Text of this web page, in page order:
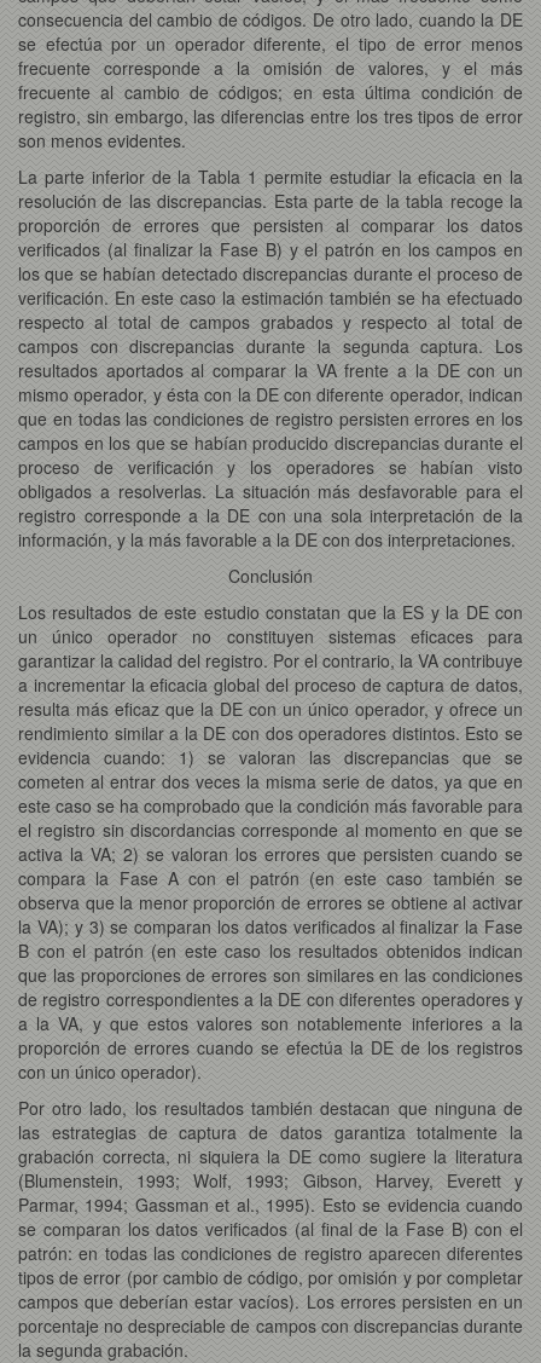
consecuencia del cambio de códigos. De otro lado, cuando la DE
se efectúa por un operador diferente, el tipo de error menos
frecuente corresponde a la omisión de valores, y el más
frecuente al cambio de códigos; en esta última condición de
registro, sin embargo, las diferencias entre los tres tipos de error
son menos evidentes.
La parte inferior de la Tabla 1 permite estudiar la eficacia en la
resolución de las discrepancias. Esta parte de la tabla recoge la
proporción de errores que persisten al comparar los datos
verificados (al finalizar la Fase B) y el patrón en los campos en
los que se habían detectado discrepancias durante el proceso de
verificación. En este caso la estimación también se ha efectuado
respecto al total de campos grabados y respecto al total de
campos con discrepancias durante la segunda captura. Los
resultados aportados al comparar la VA frente a la DE con un
mismo operador, y ésta con la DE con diferente operador, indican
que en todas las condiciones de registro persisten errores en los
campos en los que se habían producido discrepancias durante el
proceso de verificación y los operadores se habían visto
obligados a resolverlas. La situación más desfavorable para el
registro corresponde a la DE con una sola interpretación de la
información, y la más favorable a la DE con dos interpretaciones.
Conclusión
Los resultados de este estudio constatan que la ES y la DE con
un único operador no constituyen sistemas eficaces para
garantizar la calidad del registro. Por el contrario, la VA contribuye
a incrementar la eficacia global del proceso de captura de datos,
resulta más eficaz que la DE con un único operador, y ofrece un
rendimiento similar a la DE con dos operadores distintos. Esto se
evidencia cuando: 1) se valoran las discrepancias que se
cometen al entrar dos veces la misma serie de datos, ya que en
este caso se ha comprobado que la condición más favorable para
el registro sin discordancias corresponde al momento en que se
activa la VA; 2) se valoran los errores que persisten cuando se
compara la Fase A con el patrón (en este caso también se
observa que la menor proporción de errores se obtiene al activar
la VA); y 3) se comparan los datos verificados al finalizar la Fase
B con el patrón (en este caso los resultados obtenidos indican
que las proporciones de errores son similares en las condiciones
de registro correspondientes a la DE con diferentes operadores y
a la VA, y que estos valores son notablemente inferiores a la
proporción de errores cuando se efectúa la DE de los registros
con un único operador).
Por otro lado, los resultados también destacan que ninguna de
las estrategias de captura de datos garantiza totalmente la
grabación correcta, ni siquiera la DE como sugiere la literatura
(Blumenstein, 1993; Wolf, 1993; Gibson, Harvey, Everett y
Parmar, 1994; Gassman et al., 1995). Esto se evidencia cuando
se comparan los datos verificados (al final de la Fase B) con el
patrón: en todas las condiciones de registro aparecen diferentes
tipos de error (por cambio de código, por omisión y por completar
campos que deberían estar vacíos). Los errores persisten en un
porcentaje no despreciable de campos con discrepancias durante
la segunda grabación.